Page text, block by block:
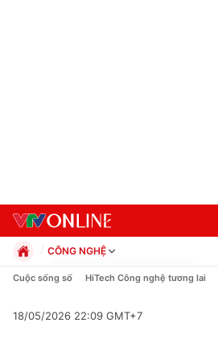
CÔNG NGHỆ
Chính trị
Pháp luật
Cuộc sống số HiTech Công nghệ tương lai
18/05/2026 22:09 GMT+7